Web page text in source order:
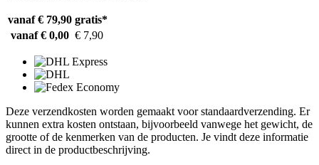
vanaf € 79,90 gratis*
vanaf € 0,00 € 7,90
Deze verzendkosten worden gemaakt voor standaardverzending. Er
kunnen extra kosten ontstaan, bijvoorbeeld vanwege het gewicht, de
grootte of de kenmerken van de producten. Je vindt deze informatie
direct in de productbeschrijving.